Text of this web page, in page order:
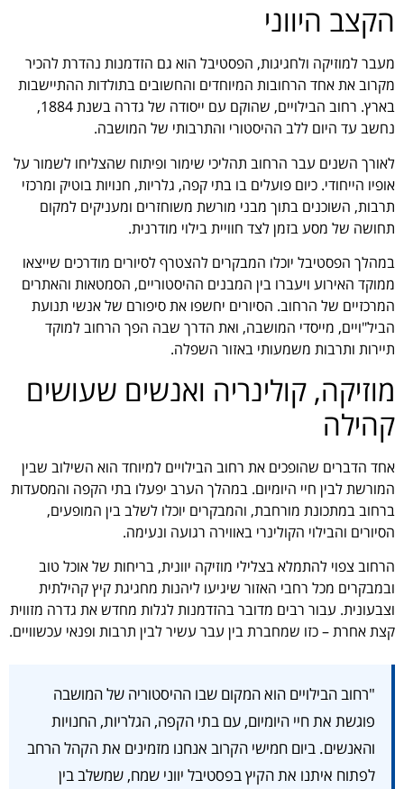
הקצב היווני
מעבר למוזיקה ולחגיגות, הפסטיבל הוא גם הזדמנות נהדרת להכיר
מקרוב את אחד הרחובות המיוחדים והחשובים בתולדות ההתיישבות
בארץ. רחוב הבילויים, שהוקם עם ייסודה של גדרה בשנת 1884,
נחשב עד היום ללב ההיסטורי והתרבותי של המושבה.
לאורך השנים עבר הרחוב תהליכי שימור ופיתוח שהצליחו לשמור על
אופיו הייחודי. כיום פועלים בו בתי קפה, גלריות, חנויות בוטיק ומרכזי
תרבות, השוכנים בתוך מבני מורשת משוחזרים ומעניקים למקום
תחושה של מסע בזמן לצד חוויית בילוי מודרנית.
במהלך הפסטיבל יוכלו המבקרים להצטרף לסיורים מודרכים שייצאו
ממוקד האירוע ויעברו בין המבנים ההיסטוריים, הסמטאות והאתרים
המרכזיים של הרחוב. הסיורים יחשפו את סיפורם של אנשי תנועת
הביל"ויים, מייסדי המושבה, ואת הדרך שבה הפך הרחוב למוקד
תיירות ותרבות משמעותי באזור השפלה.
מוזיקה, קולינריה ואנשים שעושים
קהילה
אחד הדברים שהופכים את רחוב הבילויים למיוחד הוא השילוב שבין
המורשת לבין חיי היומיום. במהלך הערב יפעלו בתי הקפה והמסעדות
ברחוב במתכונת מורחבת, והמבקרים יוכלו לשלב בין המופעים,
הסיורים והבילוי הקולינרי באווירה רגועה ונעימה.
הרחוב צפוי להתמלא בצלילי מוזיקה יוונית, בריחות של אוכל טוב
ובמבקרים מכל רחבי האזור שיגיעו ליהנות מחגיגת קיץ קהילתית
וצבעונית. עבור רבים מדובר בהזדמנות לגלות מחדש את גדרה מזווית
קצת אחרת – כזו שמחברת בין עבר עשיר לבין תרבות ופנאי עכשוויים.
"רחוב הבילויים הוא המקום שבו ההיסטוריה של המושבה
פוגשת את חיי היומיום, עם בתי הקפה, הגלריות, החנויות
והאנשים. ביום חמישי הקרוב אנחנו מזמינים את הקהל הרחב
לפתוח איתנו את הקיץ בפסטיבל יווני שמח, שמשלב בין